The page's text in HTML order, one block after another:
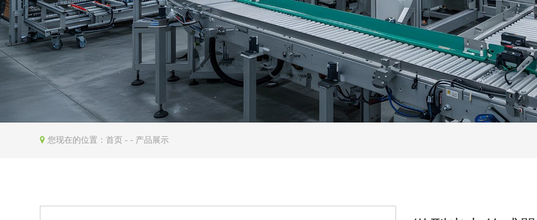
您现在的位置：首页 - - 产品展示